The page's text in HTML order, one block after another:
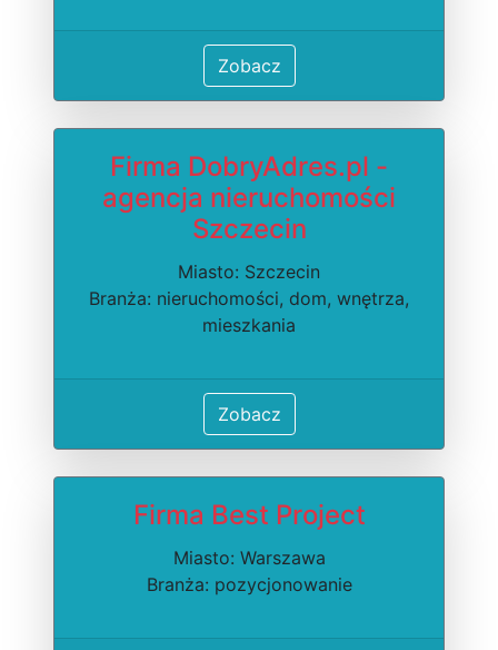
Zobacz
Firma DobryAdres.pl -
agencja nieruchomości
Szczecin
Miasto: Szczecin
Branża: nieruchomości, dom, wnętrza,
mieszkania
Zobacz
Firma Best Project
Miasto: Warszawa
Branża: pozycjonowanie